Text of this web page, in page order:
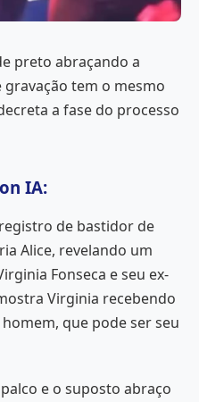
preto abraçando a
tem o mesmo
a fase do processo
IA:
de bastidor de
Alice, revelando um
Fonseca e seu ex-
Virginia recebendo
que pode ser seu
e o suposto abraço